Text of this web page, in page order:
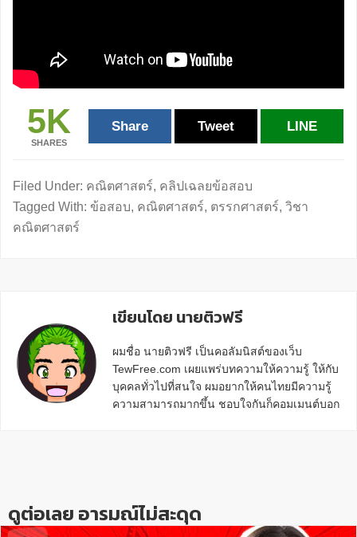
5K
SHARES
Share Tweet LINE
Filed Under: คณิตศาสตร์, คลิปเฉลยข้อสอบ
Tagged With: ข้อสอบ, คณิตศาสตร์, ตรรกศาสตร์, วิชา
คณิตศาสตร์
เขียนโดย นายติวฟรี
ผมชื่อ นายติวฟรี เป็นคอลัมนิสต์ของเว็บ
TewFree.com เผยแพร่บทความให้ความรู้ ให้กับ
บุคคลทั่วไปที่สนใจ ผมอยากให้คนไทยมีความรู้
ความสามารถมากขึ้น ชอบใจกันก็คอมเมนต์บอก
ดูต่อเลย อารมณ์ไม่สะดุด